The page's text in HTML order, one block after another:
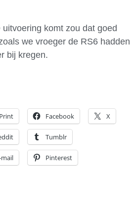
komt zou dat goed
we vroeger de RS6 hadden
bij kregen.
Print Facebook X
Tumblr
mail Pinterest